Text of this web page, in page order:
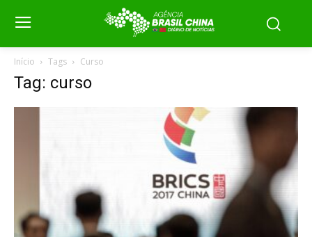
Início Tags Curso
Tag: curso